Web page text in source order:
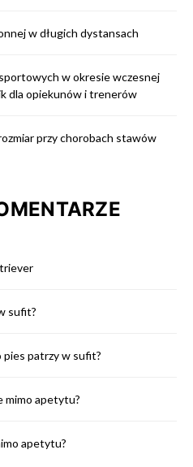
w długich dystansach
w okresie wczesnej
dla opiekunów i trenerów
przy chorobach stawów
sufit?
pies patrzy w sufit?
mimo apetytu?
apetytu?